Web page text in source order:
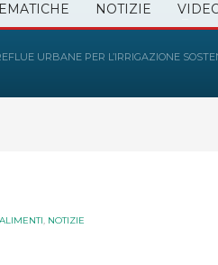
NOTIZIE
URBANE PER L’IRRIGAZIONE
ALIMENTI, NOTIZIE